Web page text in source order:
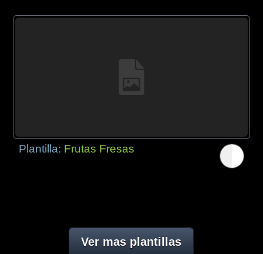
Plantilla: Frutas Fresas
Ver mas plantillas